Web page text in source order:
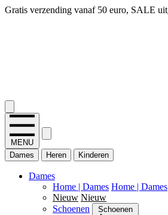
14 dagen bedenktijd, snel geld terug!
MENU
Dames
Heren Kinderen
Dames
Home | Dames Home | Dames
Nieuw Nieuw
Schoenen
Schoenen